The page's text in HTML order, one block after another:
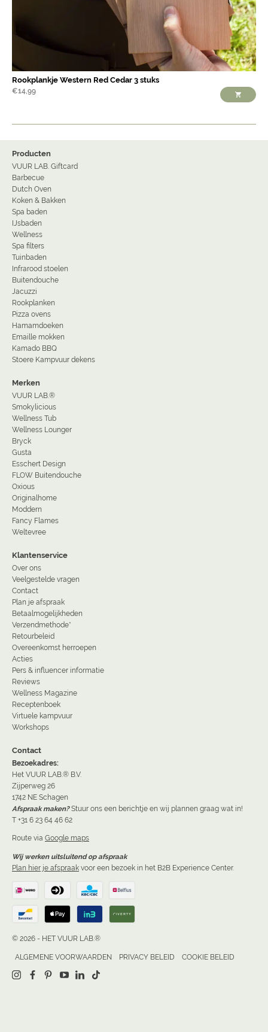
Rookplankje Western Red Cedar 3 stuks
€14,99
Producten
VUUR LAB. Giftcard
Barbecue
Dutch Oven
Koken & Bakken
Spa baden
IJsbaden
Wellness
Spa filters
Tuinbaden
Infrarood stoelen
Buitendouche
Jacuzzi
Rookplanken
Pizza ovens
Hamamdoeken
Emaille mokken
Kamado BBQ
Stoere Kampvuur dekens
Merken
VUUR LAB.®
Smokylicious
Wellness Tub
Wellness Lounger
Bryck
Gusta
Esschert Design
FLOW Buitendouche
Oxious
Originalhome
Moddern
Fancy Flames
Weltevree
Klantenservice
Over ons
Veelgestelde vragen
Contact
Plan je afspraak
Betaalmogelijkheden
Verzendmethode*
Retourbeleid
Overeenkomst herroepen
Acties
Pers & influencer informatie
Reviews
Wellness Magazine
Receptenboek
Virtuele kampvuur
Workshops
Contact
Bezoekadres:
Het VUUR LAB.® B.V.
Zijperweg 26
1742 NE Schagen
Afspraak maken? Stuur ons een berichtje en wij plannen graag wat in!
T +31 6 23 64 46 62
Route via Google maps
Wij werken uitsluitend op afspraak
Plan hier je afspraak voor een bezoek in het B2B Experience Center.
© 2026 - HET VUUR LAB.®
ALGEMENE VOORWAARDEN PRIVACY BELEID COOKIE BELEID